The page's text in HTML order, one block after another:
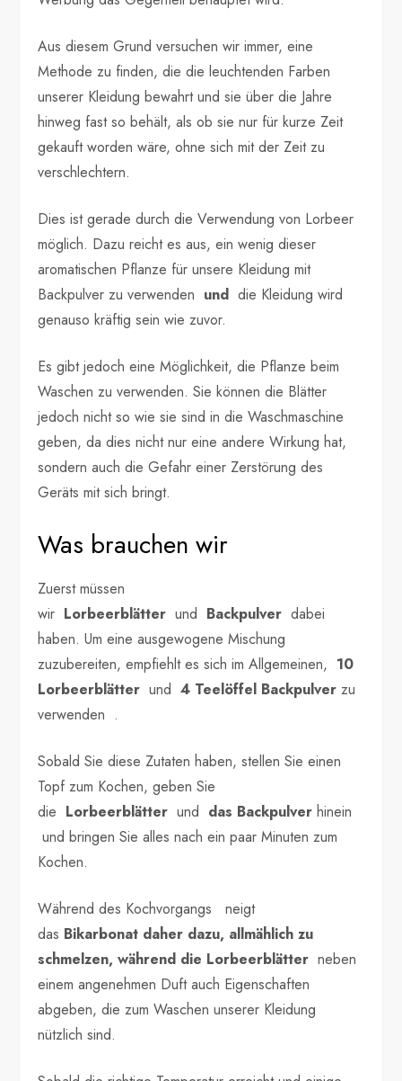
Aus diesem Grund versuchen wir immer, eine
Methode zu finden, die die leuchtenden Farben
unserer Kleidung bewahrt und sie über die Jahre
hinweg fast so behält, als ob sie nur für kurze Zeit
gekauft worden wäre, ohne sich mit der Zeit zu
verschlechtern.
Dies ist gerade durch die Verwendung von Lorbeer
möglich. Dazu reicht es aus, ein wenig dieser
aromatischen Pflanze für unsere Kleidung mit
Backpulver zu verwenden und die Kleidung wird
genauso kräftig sein wie zuvor.
Es gibt jedoch eine Möglichkeit, die Pflanze beim
Waschen zu verwenden. Sie können die Blätter
jedoch nicht so wie sie sind in die Waschmaschine
geben, da dies nicht nur eine andere Wirkung hat,
sondern auch die Gefahr einer Zerstörung des
Geräts mit sich bringt.
Was brauchen wir
Zuerst müssen
wir Lorbeerblätter und Backpulver dabei
haben. Um eine ausgewogene Mischung
zuzubereiten, empfiehlt es sich im Allgemeinen, 10
Lorbeerblätter und4 Teelöffel Backpulver zu
verwenden .
Sobald Sie diese Zutaten haben, stellen Sie einen
Topf zum Kochen, geben Sie
die Lorbeerblätter und das Backpulver hinein
und bringen Sie alles nach ein paar Minuten zum
Kochen.
Während des Kochvorgangs neigt
das Bikarbonat daher dazu, allmählich zu
schmelzen, während die Lorbeerblätter neben
einem angenehmen Duft auch Eigenschaften
abgeben, die zum Waschen unserer Kleidung
nützlich sind.